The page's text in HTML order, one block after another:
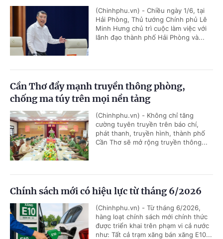
(Chinhphu.vn) - Chiều ngày 1/6, tại
Hải Phòng, Thủ tướng Chính phủ Lê
Minh Hưng chủ trì cuộc làm việc với
lãnh đạo thành phố Hải Phòng và...
Cần Thơ đẩy mạnh truyền thông phòng,
chống ma túy trên mọi nền tảng
(Chinhphu.vn) - Không chỉ tăng
cường tuyên truyền trên báo chí,
phát thanh, truyền hình, thành phố
Cần Thơ sẽ mở rộng truyền thông...
Chính sách mới có hiệu lực từ tháng 6/2026
(Chinhphu.vn) - Từ tháng 6/2026,
hàng loạt chính sách mới chính thức
được triển khai trên phạm vi cả nước
như: Tất cả trạm xăng bán xăng E10...